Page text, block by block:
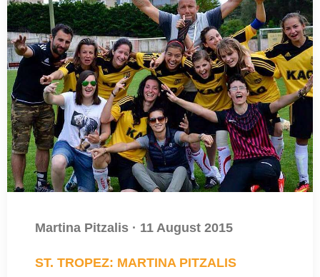
Martina Pitzalis · 11 August 2015
ST. TROPEZ: MARTINA PITZALIS